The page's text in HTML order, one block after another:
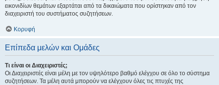
εικονιδίων θεμάτων εξαρτάται από τα δικαιώματα που ορίστηκαν από τον
διαχειριστή του συστήματος συζητήσεων.
Κορυφή
Επίπεδα μελών και Ομάδες
Τι είναι οι Διαχειριστές;
Οι Διαχειριστές είναι μέλη με τον υψηλότερο βαθμό ελέγχου σε όλο το σύστημα
συζητήσεων. Τα μέλη αυτά μπορούν να ελέγχουν όλες τις πτυχές της